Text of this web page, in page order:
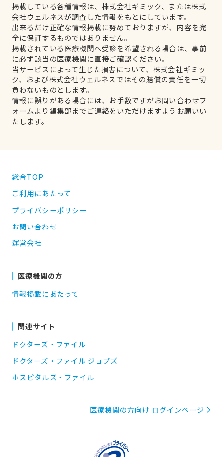
掲載している各種情報は、株式会社ギミック、または株式
会社ウェルネスが調査した情報をもとにしています。
出来るだけ正確な情報掲載に努めておりますが、内容を完
全に保証するものではありません。
掲載されている医療機関へ受診を希望される場合は、事前
に必ず該当の医療機関に直接ご確認ください。
当サービスによって生じた損害について、株式会社ギミッ
ク、および株式会社ウェルネスではその賠償の責任を一切
負わないものとします。
情報に誤りがある場合には、お手数ですがお問い合わせフ
ォームより編集部までご連絡をいただけますようお願いい
たします。
総合TOP
ご利用にあたって
プライバシーポリシー
お問い合わせ
運営会社
医療機関の方
情報掲載にあたって
関連サイト
ドクターズ・ファイル
ドクターズ・ファイル ジョブズ
ホスピタルズ・ファイル
医療機関の方向け ログインページ